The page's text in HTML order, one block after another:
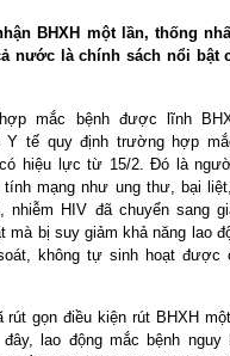
BHXH một lần, thống
nước là chính sách nổi bật
mắc bệnh được lĩnh
Y tế quy định trường hợp
hiệu lực từ 15/2. Đó là
tính mạng như ung thư, bại
nhiễm HIV đã chuyển sang
mà bị suy giảm khả năng lao
không tự sinh hoạt được
rút gọn điều kiện rút BHXH
lao động mắc bệnh nguy